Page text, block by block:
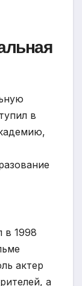
в
в 1998
актер
а